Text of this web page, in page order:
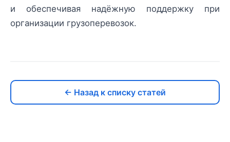
и обеспечивая надёжную поддержку при
организации грузоперевозок.
← Назад к списку статей